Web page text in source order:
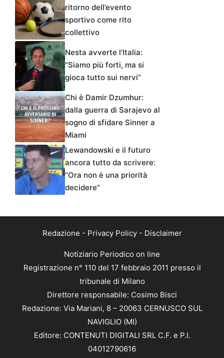
ritorno dell’evento
sportivo come rito
collettivo
Nesta avverte l’Italia:
“Siamo più forti, ma si
gioca tutto sui nervi”
Chi è Damir Dzumhur:
dalla guerra di Sarajevo al
sogno di sfidare Sinner a
Miami
Lewandowski e il futuro
ancora tutto da scrivere:
“Ora non è una priorità
decidere”
Redazione - Privacy Policy- Disclaimer
Notiziario Periodico on line
Registrazione n° 110 del 17 febbraio 2011 presso il
tribunale di Milano
Direttore responsabile: Cosimo Bisci
Redazione: Via Mariani, 8 – 20063 CERNUSCO SUL
NAVIGLIO (MI)
Editore: CONTENUTI DIGITALI SRL C.F. e P.I.
04012790616